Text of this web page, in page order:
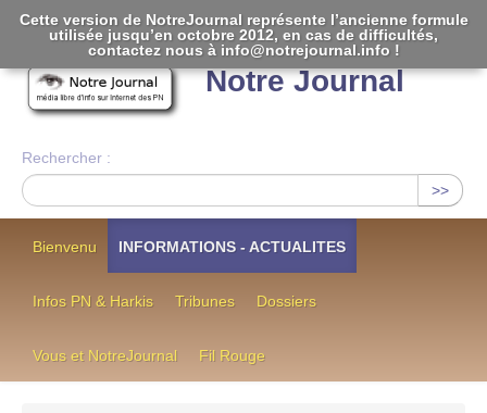
Notre Journal
Rechercher :
>>
Bienvenu INFORMATIONS - ACTUALITES
Infos PN & Harkis Tribunes Dossiers
Vous et NotreJournal Fil Rouge
Cette version de NotreJournal représente l’ancienne formule
utilisée jusqu’en octobre 2012, en cas de difficultés,
contactez nous à info@notrejournal.info !